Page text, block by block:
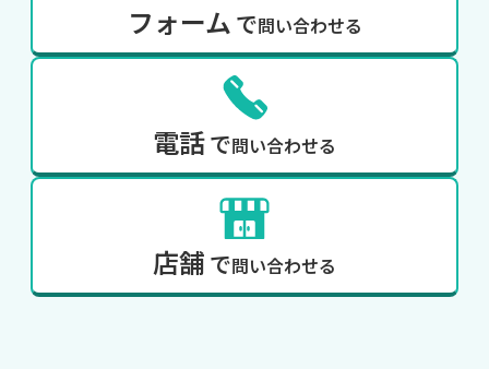
フォーム で問い合わせる
電話で問い合わせる
店舗 で問い合わせる